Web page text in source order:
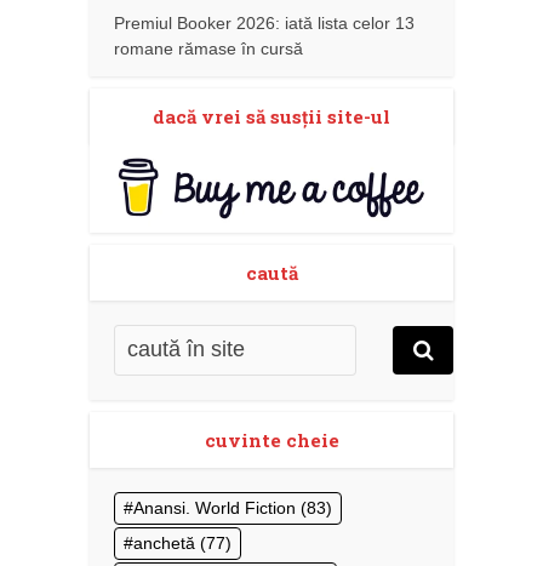
Premiul Booker 2026: iată lista celor 13
romane rămase în cursă
dacă vrei să susţii site-ul
caută
cuvinte cheie
Anansi. World Fiction (83)
anchetă (77)